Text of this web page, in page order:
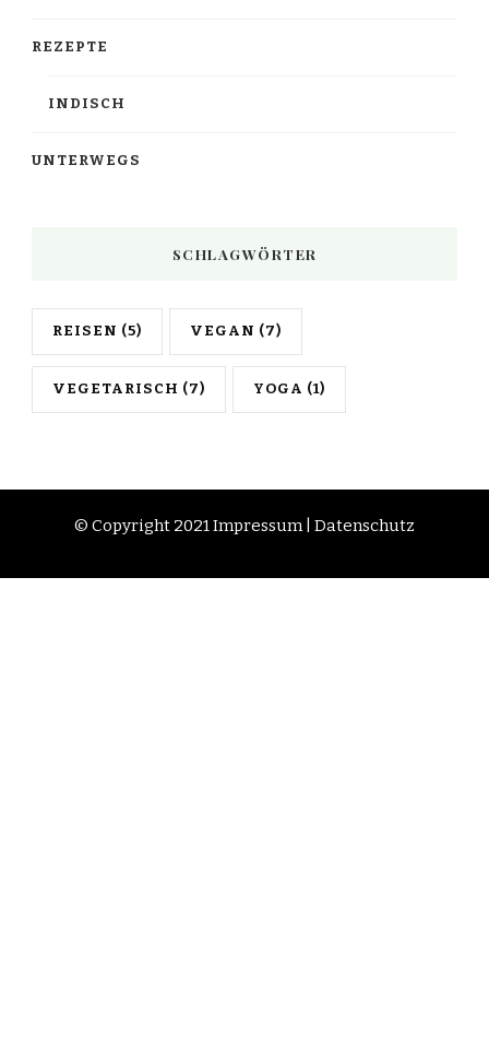
REZEPTE
INDISCH
UNTERWEGS
SCHLAGWÖRTER
REISEN (5) VEGAN (7)
VEGETARISCH (7) YOGA (1)
© Copyright 2021Impressum| Datenschutz